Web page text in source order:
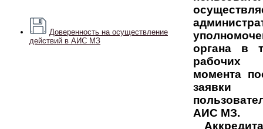
Доверенность на осуществление
действий в АИС МЗ
органа в
момента
АИС МЗ.